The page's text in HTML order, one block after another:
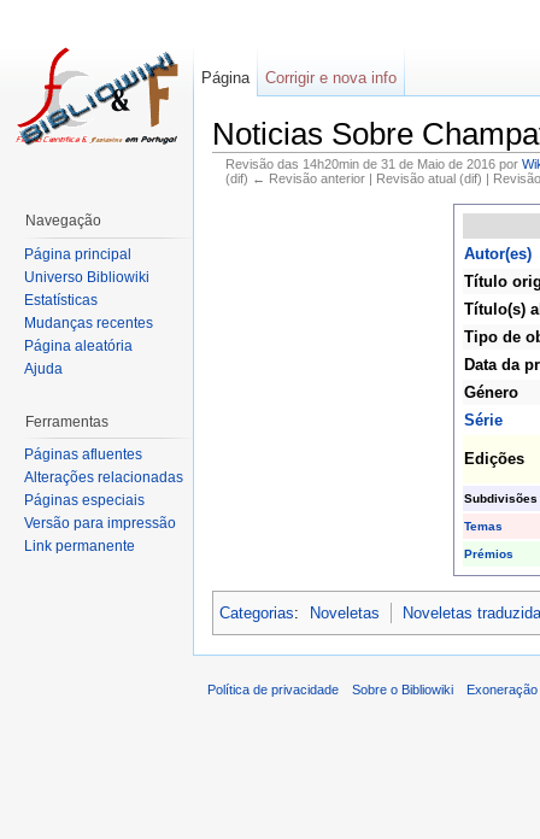
Noticias Sobre
Revisão das 14h20min de 31 de Maio de 2016 por
(dif) ← Revisão anterior | Revisão atual (dif) |
Autor(es)
Título
Título(s)
Tipo de
Data da
Género
Série
Edições
Subdivisões
Temas
Prémios
Categorias: Noveletas Noveletas
Página Corrigir e nova info
Navegação
Página principal
Universo Bibliowiki
Estatísticas
Mudanças recentes
Página aleatória
Ajuda
Ferramentas
Páginas afluentes
Alterações relacionadas
Páginas especiais
Versão para impressão
Link permanente
Política de privacidade Sobre o Bibliowiki